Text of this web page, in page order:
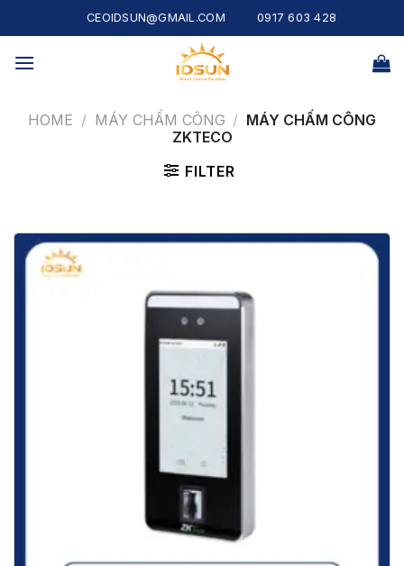
to
content
CEOIDSUN@GMAIL.COM 0917 603 428
HOME / MÁY CHẤM CÔNG / MÁY CHẤM CÔNG
ZKTECO
FILTER